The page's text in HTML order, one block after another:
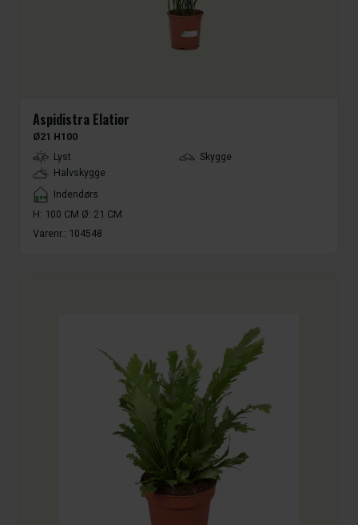
Aspidistra Elatior
Ø21 H100
LightType
Lyst
Skygge
Halvskygge
Placement
Indendørs
H: 100 CM Ø: 21 CM
Varenr.: 104548